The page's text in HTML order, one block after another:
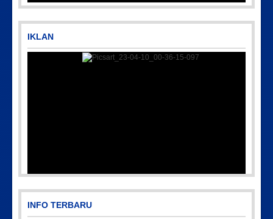
IKLAN
Picsart_23-04-10_00-36-15-097
INFO TERBARU